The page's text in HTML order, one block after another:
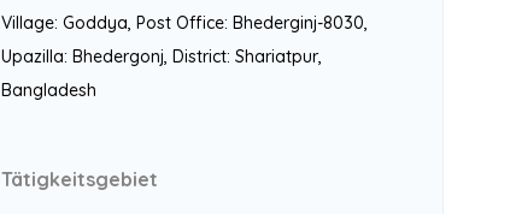
Village: Goddya, Post Office: Bhederginj-8030,
Upazilla: Bhedergonj, District: Shariatpur,
Bangladesh
Tätigkeitsgebiet